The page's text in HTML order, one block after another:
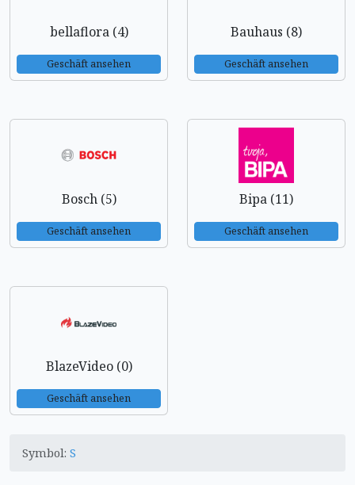
bellaflora (4)
Geschäft ansehen
Bauhaus (8)
Geschäft ansehen
Bosch (5)
Geschäft ansehen
Bipa (11)
Geschäft ansehen
BlazeVideo (0)
Geschäft ansehen
Symbol: S